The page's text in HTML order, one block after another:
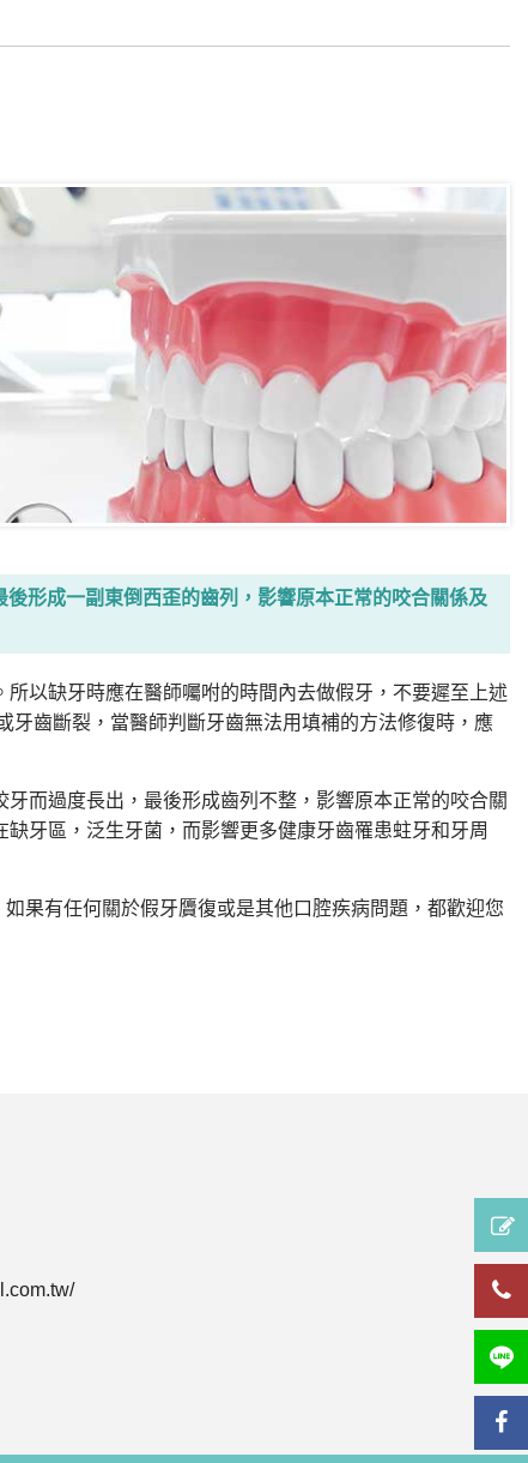
形成一副東倒西歪的齒列，影響原本正常的咬合關係及
以缺牙時應在醫師囑咐的時間內去做假牙，不要遲至上述
牙齒斷裂，當醫師判斷牙齒無法用填補的方法修復時，應
而過度長出，最後形成齒列不整，影響原本正常的咬合關
牙區，泛生牙菌，而影響更多健康牙齒罹患蛀牙和牙周
果有任何關於假牙贗復或是其他口腔疾病問題，都歡迎您